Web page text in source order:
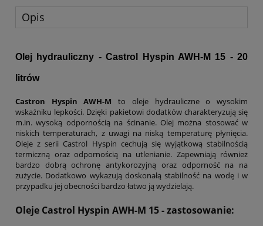
Opis
Olej hydrauliczny - Castrol Hyspin AWH-M 15 - 20
litrów
Castron Hyspin AWH-M to oleje hydrauliczne o wysokim
wskaźniku lepkości. Dzięki pakietowi dodatków charakteryzują się
m.in. wysoką odpornością na ścinanie. Olej można stosować w
niskich temperaturach, z uwagi na niską temperaturę płynięcia.
Oleje z serii Castrol Hyspin cechują się wyjątkową stabilnością
termiczną oraz odpornością na utlenianie. Zapewniają również
bardzo dobrą ochronę antykorozyjną oraz odporność na na
zużycie. Dodatkowo wykazują doskonałą stabilność na wodę i w
przypadku jej obecności bardzo łatwo ją wydzielają.
Oleje Castrol Hyspin AWH-M 15 - zastosowanie: